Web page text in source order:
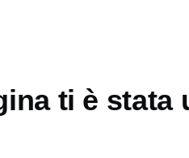
ti è stata